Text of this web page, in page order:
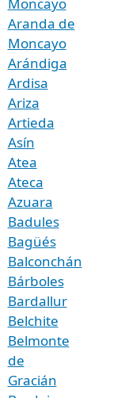
Aranda de
Moncayo
Arándiga
Ardisa
Ariza
Artieda
Asín
Atea
Ateca
Azuara
Badules
Bagüés
Balconchán
Bárboles
Bardallur
Belchite
Belmonte
de
Gracián